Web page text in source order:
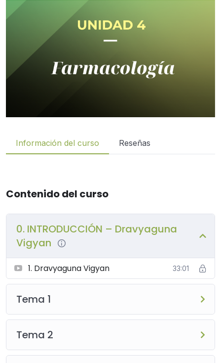
Información del curso Reseñas
Contenido del curso
0. INTRODUCCIÓN – Dravyaguna
Vigyan
1. Dravyaguna Vigyan 33:01
Tema 1
Tema 2